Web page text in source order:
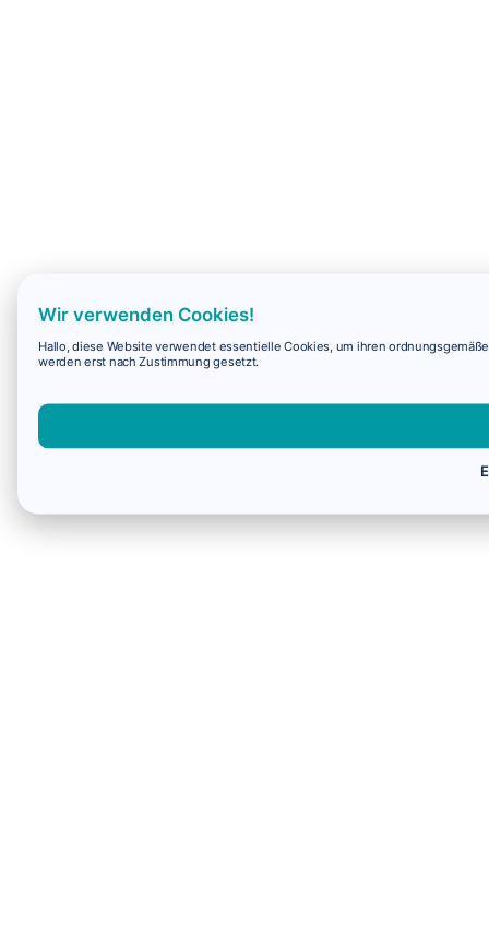
Wir verwenden Cookies!
Hallo, diese Website verwendet essentielle Cookies, um ihren
werden erst nach Zustimmung gesetzt.